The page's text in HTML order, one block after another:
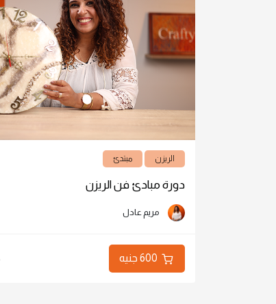
الريزن مبتدئ
دورة مبادئ فن الريزن
مريم عادل